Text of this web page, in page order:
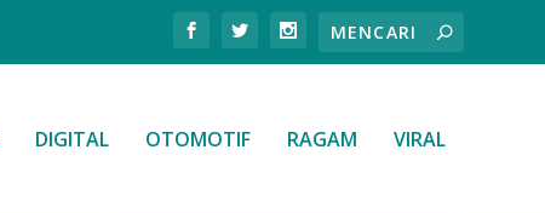
DIGITAL OTOMOTIF RAGAM VIRAL